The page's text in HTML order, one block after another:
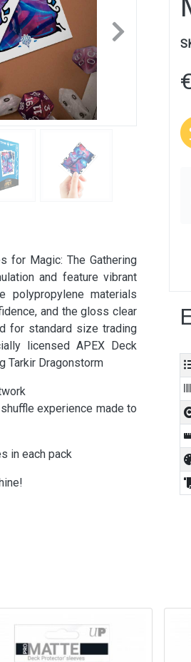
Next
for Magic: The Gathering
and feature vibrant
polypropylene materials
and the gloss clear
for standard size trading
licensed APEX Deck
Tarkir Dragonstorm
experience made to
in each pack
€